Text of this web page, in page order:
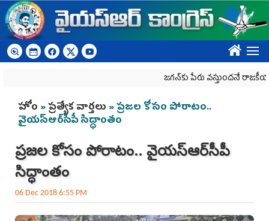
Skip to main content
????
జగన్‌కు పేరు వస్తుందనే రాజకీయ కక్షతో
You are here
హోం »ప్రత్యేక వార్తలు » ప్రజల కోసం పోరాటం..
వైయ‌స్ఆర్‌సీపీ సిద్ధాంతం
ప్రజల కోసం పోరాటం.. వైయ‌స్ఆర్‌సీపీ
సిద్ధాంతం
06 Dec 2018 6:55 PM